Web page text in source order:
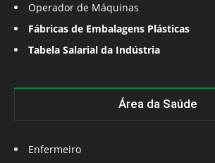
Operador de Máquinas
Fábricas de Embalagens Plásticas
Tabela Salarial da Indústria
Área da Saúde
Enfermeiro